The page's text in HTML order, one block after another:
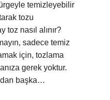
temizleyebilir
tozu
nasıl alınır?
sadece temiz
için, tozlama
gerek yoktur.
başka…